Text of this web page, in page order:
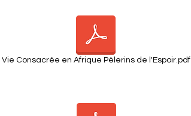
Vie Consacrée en Afrique Pèlerins de l'Espoir.pdf